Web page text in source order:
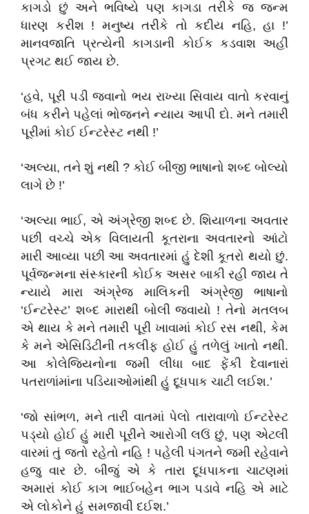
કાગડો છું અને ભવિષ્યે પણ કાગડા તરીકે જ જન્મ
ધારણ કરીશ ! મનુષ્ય તરીકે તો કદીય નહિ,હા !’
માનવજાતિ પ્રત્યેની કાગડાની કોઈક કડવાશ અહીં
પ્રગટ થઈ જાય છે.
‘હવે,પૂરી પડી જવાનો ભય રાખ્યા સિવાય વાતો કરવાનું
બંધ કરીને પહેલાં ભોજનને ન્યાય આપી દો. મને તમારી
પૂરીમાં કોઈ ઈન્ટરેસ્ટ નથી !’
‘અલ્યા, તને શું નથ ? કોઈ બીજી ભાષાનો શબ્દ બોલ્યો
લાગે છે !’
‘અલ્યા ભાઈ, એ અંગ્રેજી શબ્દ છે. શિયાળના અવતાર
પછી વચ્ચે એક વિલાયતી કૂતરાના અવતારનો આંટો
મારી આવ્યા પછી આ અવતારમાં હું દેશી કૂતરો થયો છું.
પૂર્વજન્મના સંસ્કારની કોઈક અસર બાકી રહી જાય તે
ન્યાયે મારા અંગ્રેજ માલિકની અંગ્રેજી ભાષાનો
‘ઈન્ટરેસ્ટ’ શબ્દ મારાથી બોલી જવાયો ! તેનો મતલબ
એ થાય કે મને તમારી પૂરી ખાવામાં કોઈ રસ નથી,કેમ
કે મને એસિડિટીની તકલીફ હોઈ હું તળેલું ખાતો નથી.
આ કોલેજિયનોના જમી લીધા બાદ ફેંકી દેવાનારાં
પતરાળાંમાંના પડિયાઓમાંથી હું દૂધપાક ચાટી લઈશ.’
‘જો સાંભળ, મને તારી વાતમાં પેલો તારાવાળો ઈન્ટરેસ્ટ
પડ્યો હોઈ હું મારી પૂરીને આરોગી લઉં છું,પણ એટલી
વારમાં તું જતો રહેતો નહ િ ! પહેલી પંગતને જમી રહેવાને
હજુ વાર છે. બીજું એ કે તારા દૂધપાકના ચાટણમાં
અમારાં કોઈ કાગ ભાઈબહેન ભાગ પડાવે નહિ એ માટે
એ લોકોને હું સમજાવી દઈશ.’